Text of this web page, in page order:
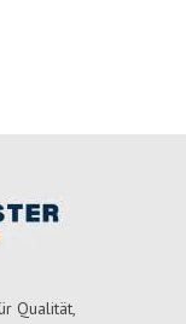
Qualität,